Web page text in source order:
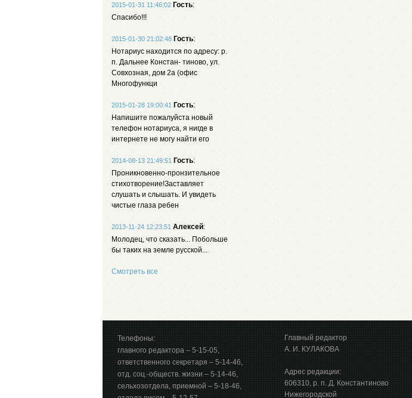
2015-01-31 11:46:02 Гость:
Спасибо!!!
2015-01-30 21:02:48 Гость:
Нотариус находится по адресу: р.
п. Дальнее Констан- тиново, ул.
Совхозная, дом 2а (офис
Многофункци
2015-01-28 19:00:41 Гость:
Напишите пожалуйста новый
телефон нотариуса, я нигде в
интернете не могу найти его
2014-08-13 21:49:51 Гость:
Проникновенно-пронзительное
стихотворение!Заставляет
слушать и слышать. И увидеть
чистые глаза ребен
2013-11-24 12:23:51 Алексей:
Молодец, что сказать... Побольше
бы таких на земле русской...
Смотреть все
Телефоны:
главного редактора – 5-15-05,
ответственного секретаря – 5-14-46,
отд. соц.-обществ. жизни – 5-14-46,
сельхозотдела, приемной – 5-18-46,
Главный редактор
А. И. КУЛАКОВА
Адрес редакции:
606310, р. п. Д. Константиново
Нижегородской